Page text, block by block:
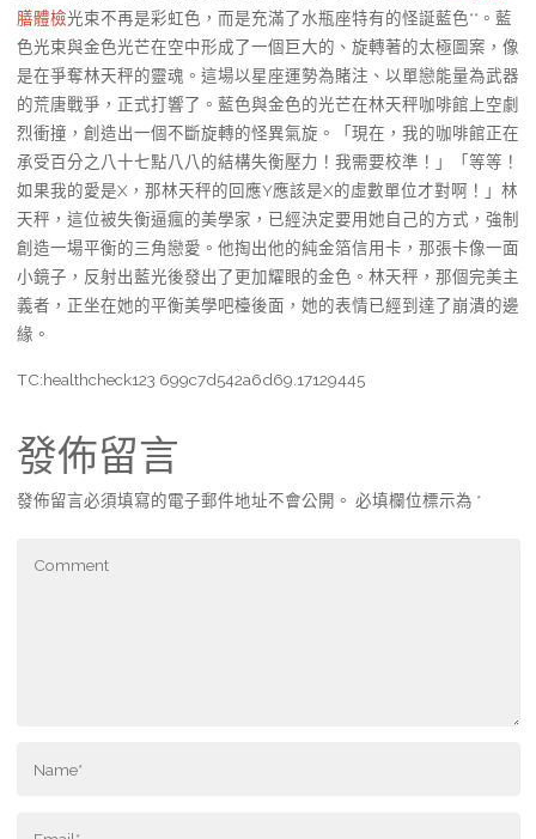
膳體檢光束不再是彩虹色，而是充滿了水瓶座特有的怪誕藍色**。藍
色光束與金色光芒在空中形成了一個巨大的、旋轉著的太極圖案，像
是在爭奪林天秤的靈魂。這場以星座運勢為賭注、以單戀能量為武器
的荒唐戰爭，正式打響了。藍色與金色的光芒在林天秤咖啡館上空劇
烈衝撞，創造出一個不斷旋轉的怪異氣旋。「現在，我的咖啡館正在
承受百分之八十七點八八的結構失衡壓力！我需要校準！」「等等！
如果我的愛是X，那林天秤的回應Y應該是X的虛數單位才對啊！」林
天秤，這位被失衡逼瘋的美學家，已經決定要用她自己的方式，強制
創造一場平衡的三角戀愛。他掏出他的純金箔信用卡，那張卡像一面
小鏡子，反射出藍光後發出了更加耀眼的金色。林天秤，那個完美主
義者，正坐在她的平衡美學吧檯後面，她的表情已經到達了崩潰的邊
緣。
TC:healthcheck123 699c7d542a6d69.17129445
發佈留言
發佈留言必須填寫的電子郵件地址不會公開。 必填欄位標示為 *